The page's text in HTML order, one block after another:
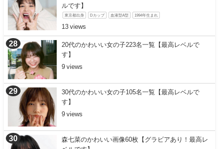
ルです】
東京都出身 Dカップ 血液型A型 1994年生まれ
13
20代のかわいい女の子223名一覧【最高レベルで
す】
9
30代のかわいい女の子105名一覧【最高レベルで
す】
9
森七菜のかわいい画像60枚【グラビアあり！最高レ